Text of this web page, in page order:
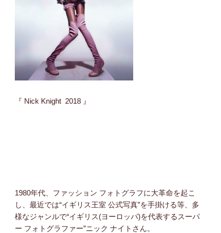
『 Nick Knight 2018 』
1980年代、ファッション フォトグラフに大革命を起こ
し、最近では“イギリス王室 公式写真”を手掛ける等、多
様なジャンルで“イギリス(ヨーロッパ)を代表するスーパ
ー フォトグラファー”ニック ナイトさん。